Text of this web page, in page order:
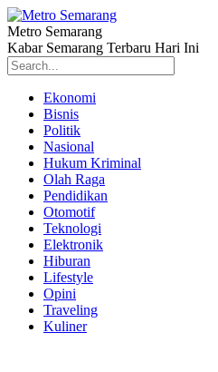
Metro Semarang
Kabar Semarang Terbaru Hari Ini
Ekonomi
Bisnis
Politik
Nasional
Hukum Kriminal
Olah Raga
Pendidikan
Otomotif
Teknologi
Elektronik
Hiburan
Lifestyle
Opini
Traveling
Kuliner